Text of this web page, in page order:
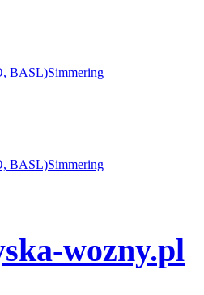
BASL)Simmering
BASL)Simmering
wozny.pl